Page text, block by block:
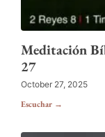
Meditación
27
October 27, 2025
Escuchar →